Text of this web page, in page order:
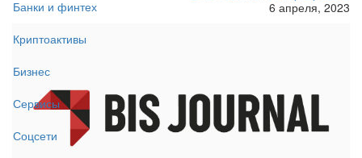
Банки и финтех
Криптоактивы
Бизнес
Сервисы
Соцсети
6 апреля, 2023